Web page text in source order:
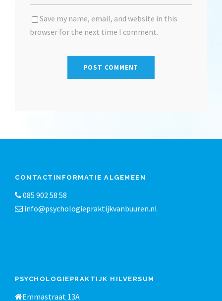
Save my name, email, and website in this
browser for the next time I comment.
CONTACTINFORMATIE ALGEMEEN
085 902 58 58
info@psychologiepraktijkvanbuuren.nl
PSYCHOLOGIEPRAKTIJK HILVERSUM
Emmastraat 13A